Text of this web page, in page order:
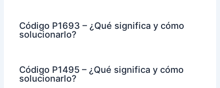
Código P1693 – ¿Qué significa y cómo
solucionarlo?
Código P1495 – ¿Qué significa y cómo
solucionarlo?